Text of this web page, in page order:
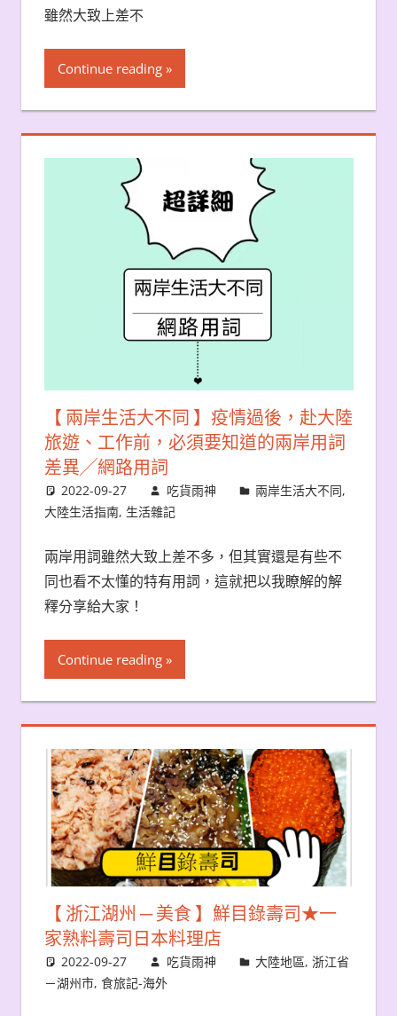
雖然大致上差不
Continue reading
【 兩岸生活大不同 】疫情過後，赴大陸
旅遊、工作前，必須要知道的兩岸用詞
差異╱網路用詞
2022-09-27 吃貨雨神 兩岸生活大不同,
大陸生活指南, 生活雜記
兩岸用詞雖然大致上差不多，但其實還是有些不
同也看不太懂的特有用詞，這就把以我瞭解的解
釋分享給大家！
Continue reading
【 浙江湖州 ─ 美食 】鮮目錄壽司★一
家熟料壽司日本料理店
2022-09-27 吃貨雨神 大陸地區,浙江省
－湖州市, 食旅記-海外